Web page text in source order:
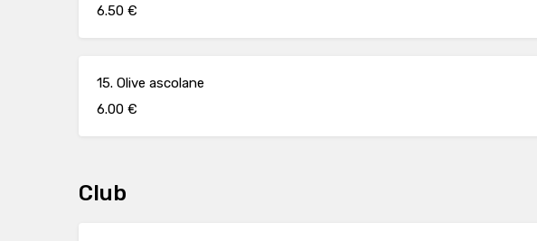
6.50 €
15. Olive ascolane
6.00 €
Club